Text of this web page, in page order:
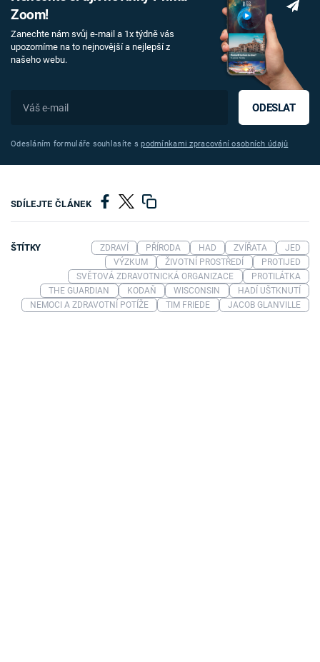
Zoom!
Zanechte nám svůj e-mail a 1x týdně vás
upozorníme na to nejnovější a nejlepší z
našeho webu.
ODESLAT
Odesláním formuláře souhlasíte spodmínkami zpracování osobních údajů
SDÍLEJTE ČLÁNEK
ŠTÍTKY ZDRAVÍ PŘÍRODA HAD ZVÍŘATA
JED
VÝZKUM
ŽIVOTNÍ PROSTŘEDÍ
PROTIJED
SVĚTOVÁ ZDRAVOTNICKÁ ORGANIZACE
PROTILÁTKA
THE GUARDIAN
KODAŇ WISCONSIN
HADÍ UŠTKNUTÍ
NEMOCI A ZDRAVOTNÍ POTÍŽE
TIM FRIEDE JACOB GLANVILLE